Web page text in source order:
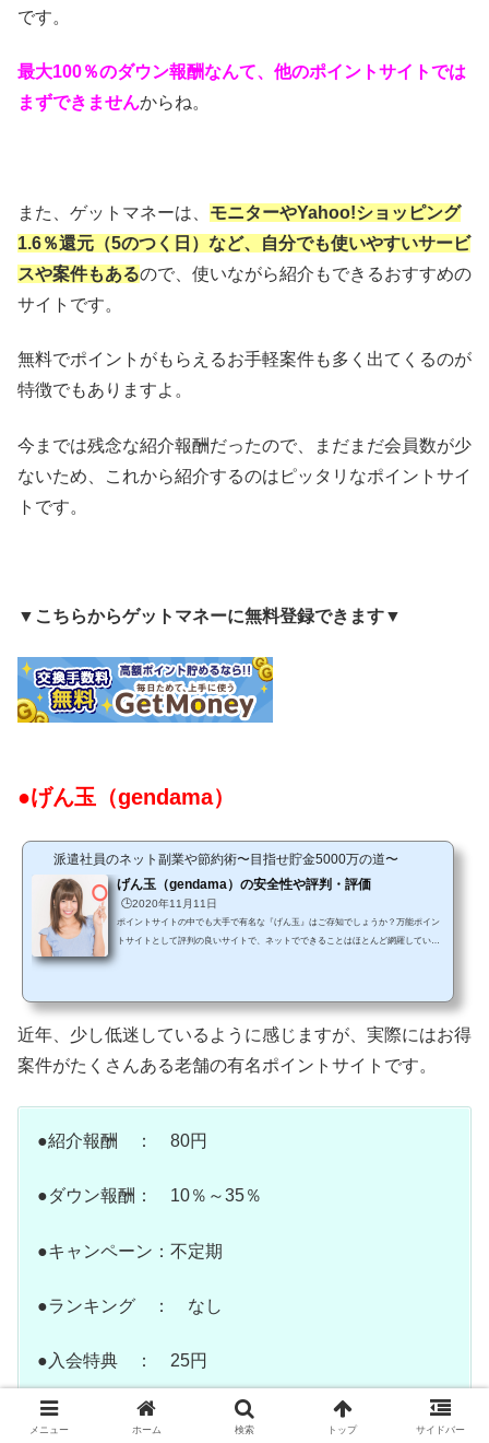
です。
最大100％のダウン報酬なんて、他のポイントサイトでは
まずできませんからね。
また、ゲットマネーは、 モニターやYahoo!ショッピング
1.6％還元（5のつく日）など、自分でも使いやすいサービ
スや案件もあるので、使いながら紹介もできるおすすめの
サイトです。
無料でポイントがもらえるお手軽案件も多く出てくるのが
特徴でもありますよ。
今までは残念な紹介報酬だったので、まだまだ会員数が少
ないため、これから紹介するのはピッタリなポイントサイ
トです。
▼ こちらからゲットマネーに無料登録できます▼
●げん玉（gendama）
派遣社員のネット副業や節約術〜目指せ貯金5000万の道〜
げん玉（gendama）の安全性や評判・評価
🕒️2020年11月11日
ポイントサイトの中でも大手で有名な『げん玉』はご存知でしょうか？万能ポイン
トサイトとして評判の良いサイトで、ネットでできることはほとんど網羅している
回は、げん玉（gendama）の安全性や評判・評価についてご紹介していきたいと思
います。ポイントサイトといってもそのサイトごとにい...
近年、少し低迷しているように感じますが、実際にはお得
案件がたくさんある老舗の有名ポイントサイトです。
●紹介報酬 ： 80円
●ダウン報酬： 10％～35％
●キャンペーン：不定期
●ランキング ： なし
●入会特典 ： 25円
げん玉は友達紹介については小まめに変更がされているの
メニュー ホーム 検索 トップ サイドバー